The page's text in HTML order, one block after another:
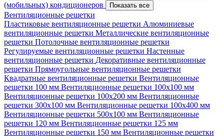
(мобильных) кондиционеров
Показать все
Вентиляционные решетки
Пластиковые вентиляционные решетки Алюминиевые
вентиляционные решетки Металлические вентиляционные
решетки Потолочные вентиляционные решетки
Регулируемые вентиляционные решетки Настенные
вентиляционные решетки Декоративные вентиляционные
решетки Прямоугольные вентиляционные решетки
Квадратные вентиляционные решетки Вентиляционные
решетки 100 мм Вентиляционные решетки 100х100 мм
Вентиляционные решетки 100х200 мм Вентиляционные
решетки 300х100 мм Вентиляционные решетки 100х400 мм
Вентиляционные решетки 500х100 мм Вентиляционные
решетки 120 мм Вентиляционные решетки 125 мм
Вентиляционные решетки 150 мм Вентиляционные решетки